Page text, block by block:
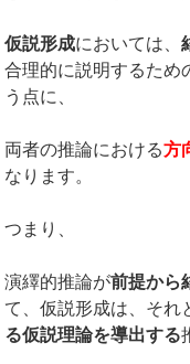
仮説形成においては、
合理的に説明するため
う点に、
両者の推論における方
なります。
つまり、
演繹的推論が前提から
て、仮説形成は、それ
る仮説理論を導出する